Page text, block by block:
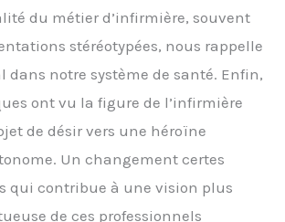
du métier d’infirmière, souvent
stéréotypées, nous rappelle
dans notre système de santé. Enfin,
ont vu la figure de l’infirmière
de désir vers une héroïne
Un changement certes
qui contribue à une vision plus
de ces professionnels